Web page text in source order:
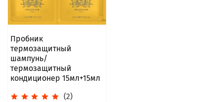
Пробник
термозащитный
шампунь/
термозащитный
кондиционер 15мл+15мл
(2)